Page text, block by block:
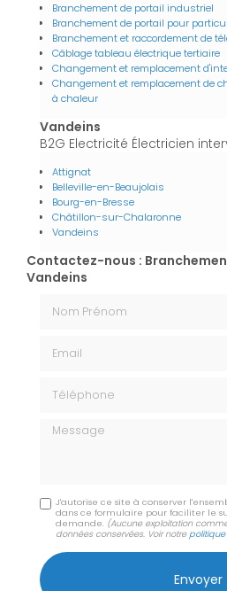
Branchement de portail industriel
Branchement de portail pour
Branchement et raccordement de
Câblage tableau électrique tertiaire
Changement et remplacement
Changement et remplacement de
à chaleur
Vandeins
B2G Electricité Électricien
Attignat
Belleville-en-Beaujolais
Bourg-en-Bresse
Châtillon-sur-Chalaronne
Vandeins
Contactez-nous :
Vandeins
Message
J'autorise ce site à conserver
dans ce formulaire pour faciliter le
demande. (Aucune exploitation
données conservées. Voir notre